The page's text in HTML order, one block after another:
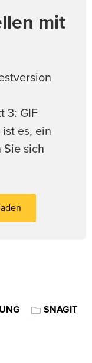
mit
3: GIF
es, ein
Sie sich
SNAGIT